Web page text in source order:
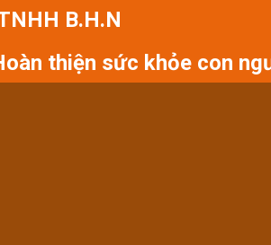
B.H.N
thiện sức khỏe con